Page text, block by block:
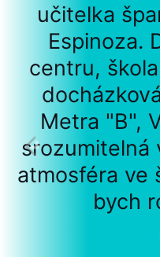
učitelka
Espinoza.
centru,
Metra "B",
srozumitelná
atmosféra ve
bych